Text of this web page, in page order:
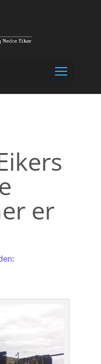
er
: